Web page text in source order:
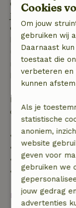
Gratis annuleren
je boeking, bij
dagen voor
binnen 28
uur. Bij
recht op
boekingsbedrag.
Daarna krijg je
de borg
• tot 42 dagen
• 42–28 dagen
• 28 dagen tot
• op de
Bekijk alles
Cookies
Om jouw
gebruiken wij
Daarnaast
toestaat die
verbeteren
kunnen
Als je
statistische
anoniem,
website
geven voor
gebruiken we
jouw gedrag
advertenties